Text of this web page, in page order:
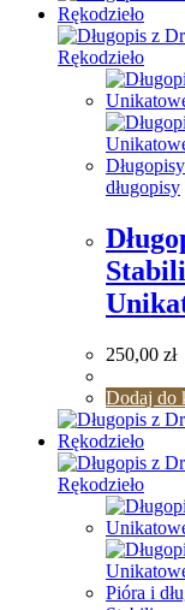
długopisy
250,00 zł
Dodaj do
Pióra i